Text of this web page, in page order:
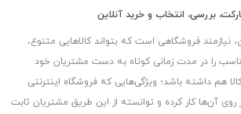
بررسی، انتخاب و خرید آنلاین
نیازمند فروشگاهی است که بتواند کالاهایی متنوع،
را در مدت زمانی کوتاه به دست مشتریان خود
هم داشته باشد؛ ویژگی‌هایی که فروشگاه اینترنتی
آن‌ها کار کرده و توانسته از این طریق مشتریان ثابت